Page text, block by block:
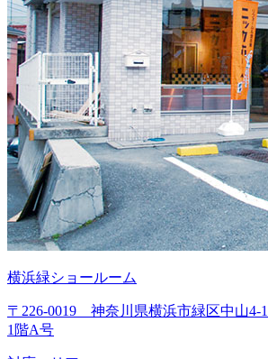
横浜緑ショールーム
〒226-0019 神奈川県横浜市緑区中山4-
1階A号